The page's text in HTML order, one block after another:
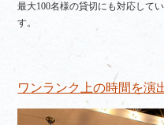
最大100名様の貸切にも対応して
す。
ワンランク上の時間を演